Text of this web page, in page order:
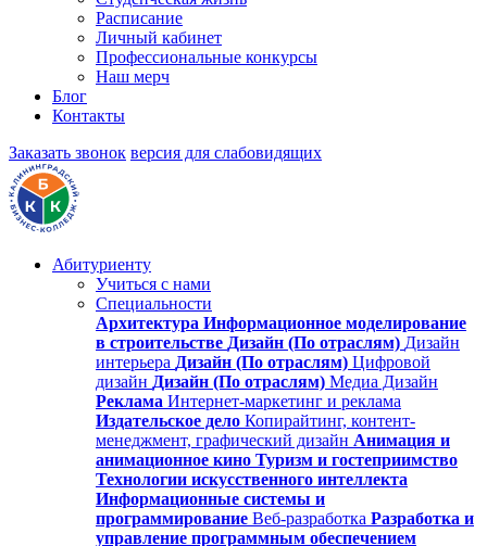
Расписание
Личный кабинет
Профессиональные конкурсы
Наш мерч
Блог
Контакты
Заказать звонок версия для слабовидящих
Абитуриенту
Учиться с нами
Специальности
Архитектура Информационное моделирование
в строительстве Дизайн (По отраслям) Дизайн
интерьера Дизайн (По отраслям) Цифровой
дизайн Дизайн (По отраслям) Медиа Дизайн
Реклама Интернет-маркетинг и реклама
Издательское дело Копирайтинг, контент-
менеджмент, графический дизайн Анимация и
анимационное кино Туризм и гостеприимство
Технологии искусственного интеллекта
Информационные системы и
программирование Веб-разработка Разработка и
управление программным обеспечением